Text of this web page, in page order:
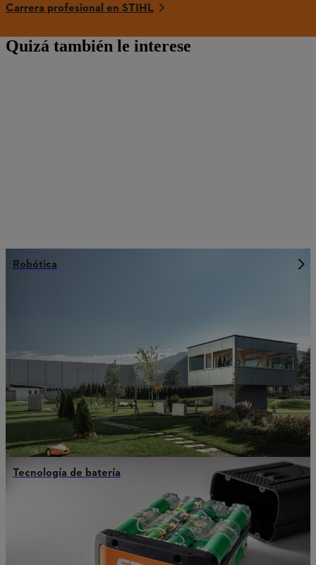
Carrera profesional en STIHL
Quizá también le interese
Robótica
Tecnología de batería